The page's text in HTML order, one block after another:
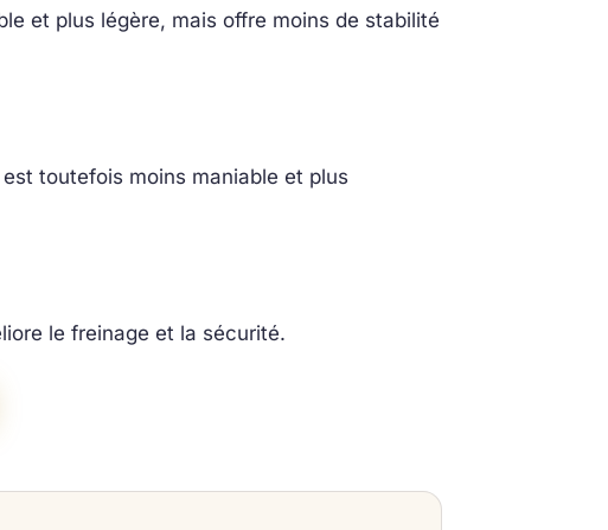
et plus légère, mais offre moins de stabilité
toutefois moins maniable et plus
le freinage et la sécurité.